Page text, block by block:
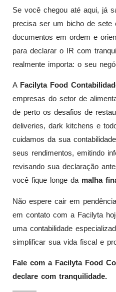
Se você chegou até aqui, já
precisa ser um bicho de sete
documentos em ordem e
para declarar o IR com
realmente importa: o seu
A Facilyta Food
empresas do setor de
de perto os desafios de
deliveries, dark kitchens e
cuidamos da sua
seus rendimentos, emitindo
revisando sua declaração
você fique longe da malha
Não espere cair em
em contato com a Facilyta
uma contabilidade
simplificar sua vida fiscal e
Fale com a Facilyta Food
declare com tranquilidade.